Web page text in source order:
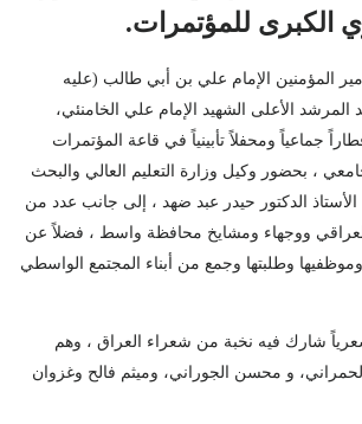
الكبرى للمؤتمرات.
المؤمنين الإمام علي بن أبي طالب (عليه
المرشد الأعلى الشهيد الإمام علي الخامنئي،
جماعياً ومحفلاً تأبينياً في قاعة المؤتمرات
، بحضور وكيل وزارة التعليم العالي والبحث
الأستاذ الدكتور حيدر عبد ضهد ، إلى جانب عدد من
ووجهاء ومشايخ محافظة واسط ، فضلاً عن
وطلبتها وجمع من أبناء المجتمع الواسطي
شارك فيه نخبة من شعراء العراق ، وهم
و محسن الجوراني، وميثم فالح وغزوان